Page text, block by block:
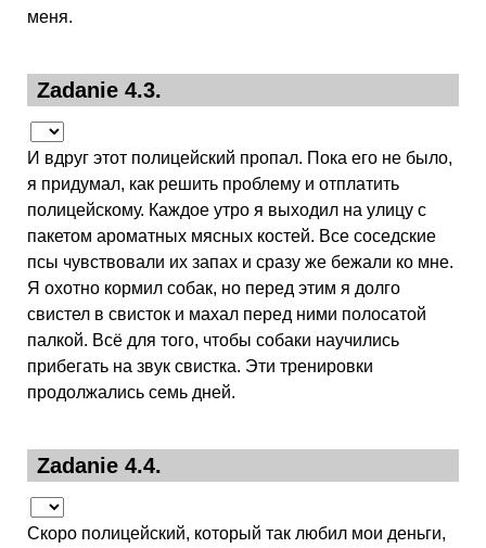
меня.
Zadanie 4.3.
И вдруг этот полицейский пропал. Пока его не было,
я придумал, как решить проблему и отплатить
полицейскому. Каждое утро я выходил на улицу с
пакетом ароматных мясных костей. Все соседские
псы чувствовали их запах и сразу же бежали ко мне.
Я охотно кормил собак, но перед этим я долго
свистел в свисток и махал перед ними полосатой
палкой. Всё для того, чтобы собаки научились
прибегать на звук свистка. Эти тренировки
продолжались семь дней.
Zadanie 4.4.
Скоро полицейский, который так любил мои деньги,